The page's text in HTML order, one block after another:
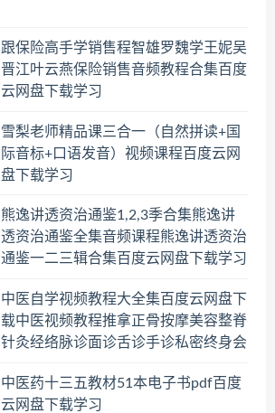
跟保险高手学销售程智雄罗魏学王妮吴
晋江叶云燕保险销售音频教程合集百度
云网盘下载学习
雪梨老师精品课三合一（自然拼读+国
际音标+口语发音）视频课程百度云网
盘下载学习
熊逸讲透资治通鉴1,2,3季合集熊逸讲
透资治通鉴全集音频课程熊逸讲透资治
通鉴一二三辑合集百度云网盘下载学习
中医自学视频教程大全集百度云网盘下
载中医视频教程推拿正骨按摩美容整脊
针灸经络脉诊面诊舌诊手诊私密终身会
中医药十三五教材51本电子书pdf百度
云网盘下载学习